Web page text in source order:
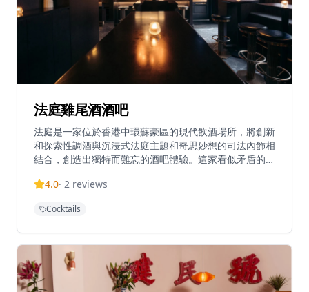
法庭雞尾酒酒吧
法庭是一家位於香港中環蘇豪區的現代飲酒場所，將創新
和探索性調酒與沉浸式法庭主題和奇思妙想的司法內飾相
結合，創造出獨特而難忘的酒吧體驗。這家看似矛盾的雞
提供獨特的飲酒體驗。酒吧的設計靈感來自法庭場景，從
趣的氛圍中享受精緻的調酒。無論是想要體驗新奇主題酒
難忘的夜晚。酒吧的調酒師團隊精通各種調酒技藝，能夠
為客人創造獨特的雞尾酒體驗。
4.0· 2 reviews
Cocktails